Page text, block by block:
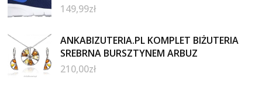
149,99zł
ANKABIZUTERIA.PL KOMPLET BIŻUTERIA
SREBRNA BURSZTYNEM ARBUZ
210,00zł